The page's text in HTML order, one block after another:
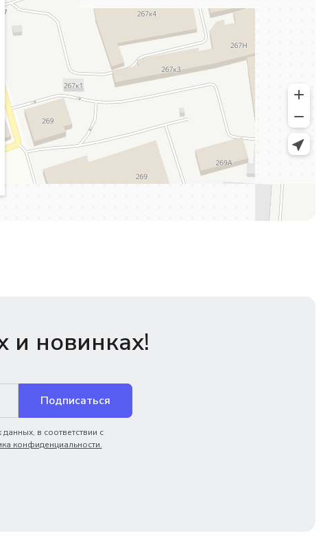
и новинках!
Подписаться
в соответствии с
конфиденциальности.